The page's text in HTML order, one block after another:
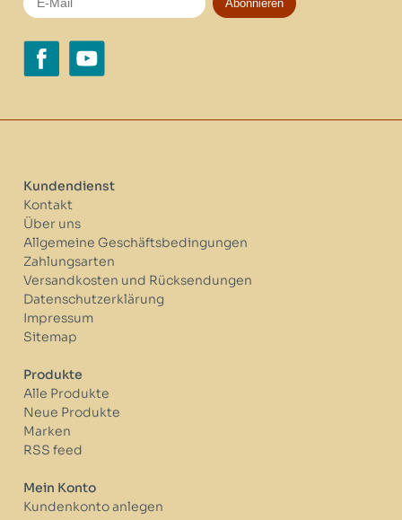
Abonnieren
Kundendienst
Kontakt
Über uns
Allgemeine Geschäftsbedingungen
Zahlungsarten
Versandkosten und Rücksendungen
Datenschutzerklärung
Impressum
Sitemap
Produkte
Alle Produkte
Neue Produkte
Marken
RSS feed
Mein Konto
Kundenkonto anlegen